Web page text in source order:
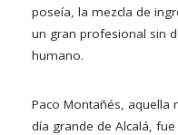
poseía, la mezcla de
un gran profesional sin
humano.
Paco Montañés, aquella
día grande de Alcalá,